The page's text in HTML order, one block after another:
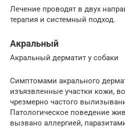
Лечение проводят в двух
терапия и системный подход.
Акральный
Акральный дерматит у собаки
Симптомами акрального
изъязвленные участки кожи,
чрезмерно частого
Патологическое поведение
вызвано аллергией,